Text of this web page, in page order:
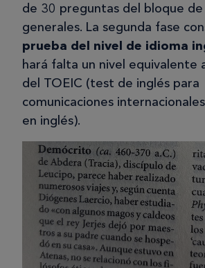
de 30 preguntas del bloque
generales. La segunda fase
prueba del nivel de idioma
hará falta un nivel equivalente
del TOEIC (test de inglés para
comunicaciones
en inglés).